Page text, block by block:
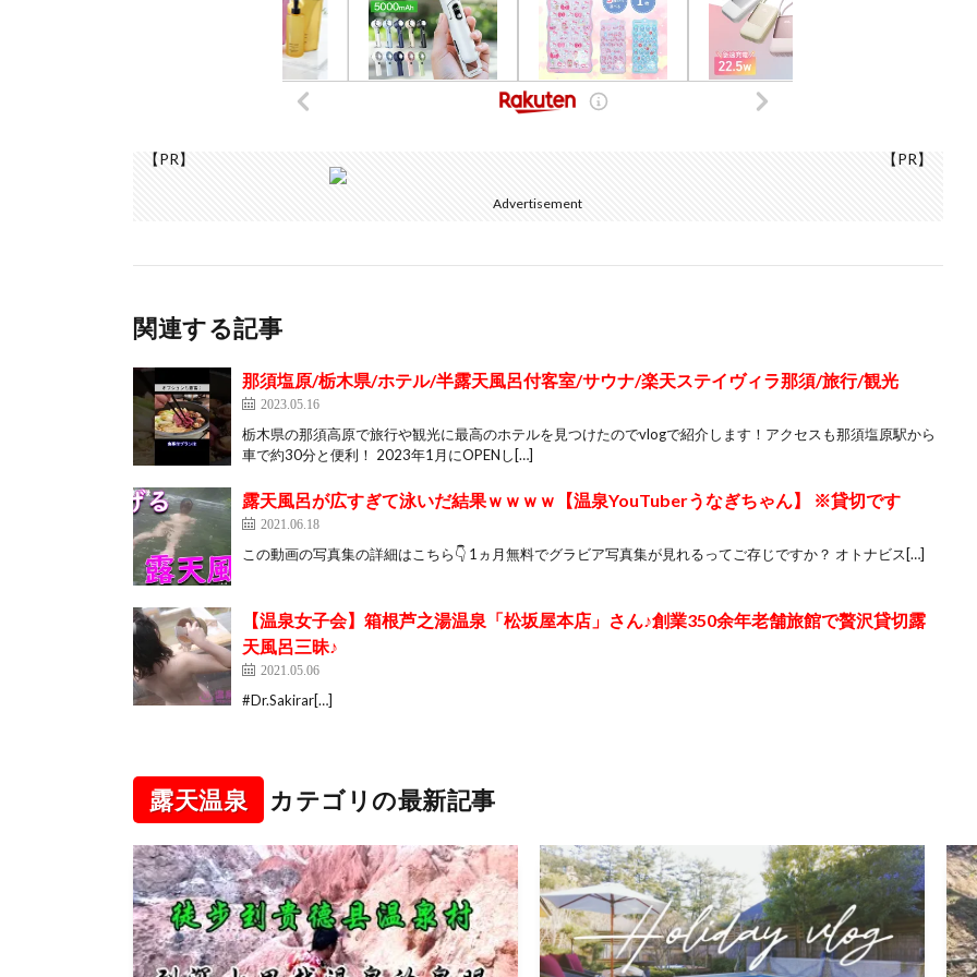
【PR】 【PR】
Advertisement
関連する記事
那須塩原/栃木県/ホテル/半露天風呂付客室/サウナ/楽天ステイヴィラ那須/旅行/観光
2023.05.16
栃木県の那須高原で旅行や観光に最高のホテルを見つけたのでvlogで紹介します！アクセスも那須塩原駅から
車で約30分と便利！ 2023年1月にOPENし[…]
露天風呂が広すぎて泳いだ結果ｗｗｗｗ【温泉YouTuberうなぎちゃん】 ※貸切です
2021.06.18
この動画の写真集の詳細はこちら👇 1ヵ月無料でグラビア写真集が見れるってご存じですか？ オトナビス[…]
【温泉女子会】箱根芦之湯温泉「松坂屋本店」さん♪創業350余年老舗旅館で贅沢貸切露
天風呂三昧♪
2021.05.06
#Dr.Sakirar[…]
露天温泉 カテゴリの最新記事